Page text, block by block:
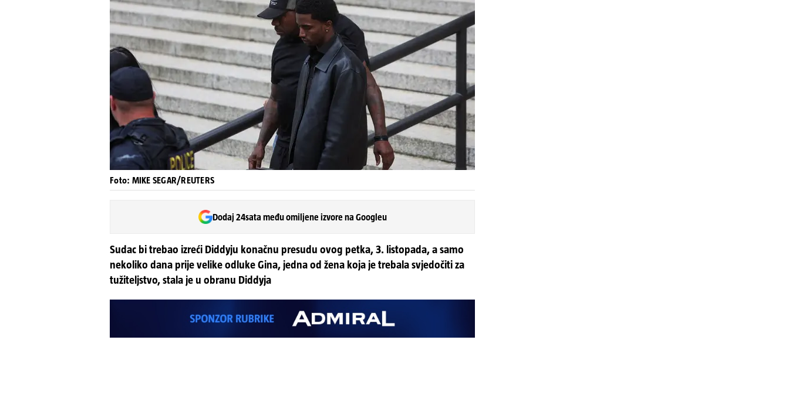
Foto: MIKE SEGAR/REUTERS
Dodaj 24sata među omiljene izvore na Googleu
Sudac bi trebao izreći Diddyju konačnu presudu ovog petka, 3. listopada, a samo
nekoliko dana prije velike odluke Gina, jedna od žena koja je trebala svjedočiti za
tužiteljstvo, stala je u obranu Diddyja